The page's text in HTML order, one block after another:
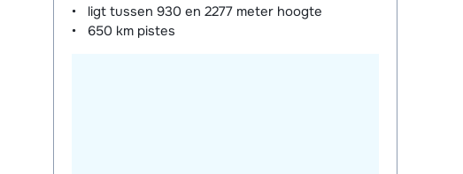
ligt tussen930 en 2277 meter hoogte
650 km pistes